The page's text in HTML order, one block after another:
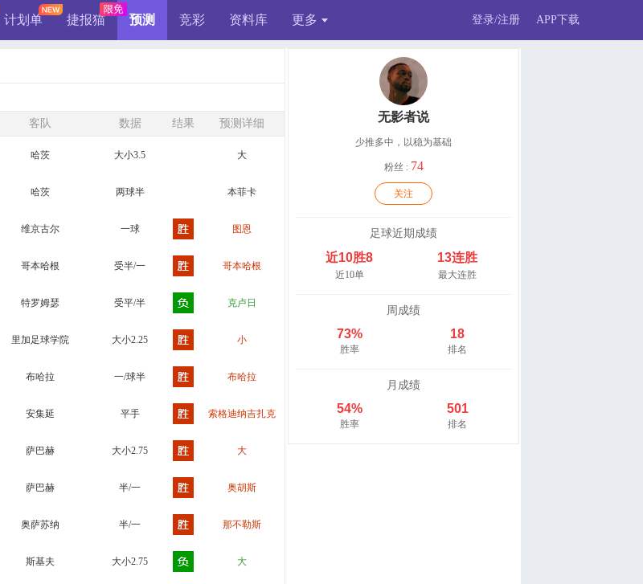
计划单 捷报猫 预测 竞彩 资料库 更多 登录/注册 APP下载
客队 数据 结果 预测详细
哈茨 大小3.5 大
哈茨 两球半 本菲卡
维京古尔 一球 图恩
哥本哈根 受半/一 哥本哈根
特罗姆瑟 受平/半 克卢日
里加足球学院 大小2.25 小
布哈拉 一/球半 布哈拉
安集延 平手 索格迪纳吉扎克
萨巴赫 大小2.75 大
萨巴赫 半/一 奥胡斯
奥萨苏纳 半/一 那不勒斯
斯基夫 大小2.75 大
无影者说
少推多中，以稳为基础
粉丝 : 74
关注
足球近期成绩
近10胜8
近10单
13连胜
最大连胜
周成绩
73%
胜率
18
排名
月成绩
54%
胜率
501
排名